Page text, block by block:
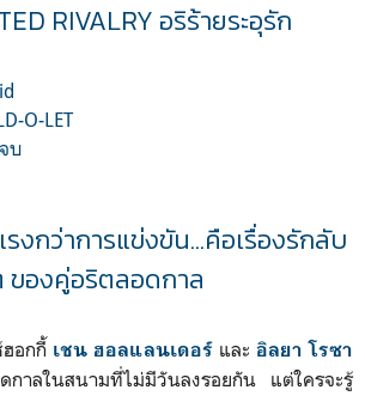
RIVALRY อริร้ายระอุรัก
O-LET
บ
งกว่าการแข่งขัน...คือเรื่องรักลับ
ของคู่อริตลอดกาล
อกกี้ เชน ฮอลแลนเดอร์ และ อิลยา โรซา
กาลในสนามที่ไม่มีวันลงรอยกัน แต่ใครจะรู้